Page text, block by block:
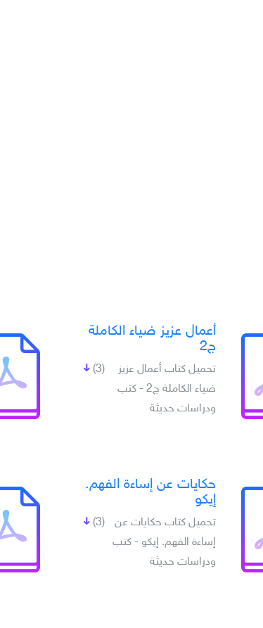
أعمال عزيز ضياء الكاملة
ج2
(3)
تحميل كتاب أعمال عزيز
ضياء الكاملة ج2 - كتب
ودراسات حديثة
حكايات عن إساءة الفهم.
إيكو
(3)
تحميل كتاب حكايات عن
إساءة الفهم. إيكو - كتب
ودراسات حديثة